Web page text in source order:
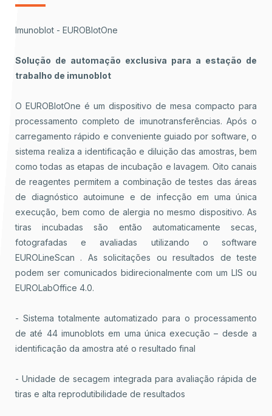
Imunoblot - EUROBlotOne
Solução de automação exclusiva para a estação de
trabalho de imunoblot
O EUROBlotOne é um dispositivo de mesa compacto para
processamento completo de imunotransferências. Após o
carregamento rápido e conveniente guiado por software, o
sistema realiza a identificação e diluição das amostras, bem
como todas as etapas de incubação e lavagem. Oito canais
de reagentes permitem a combinação de testes das áreas
de diagnóstico autoimune e de infecção em uma única
execução, bem como de alergia no mesmo dispositivo. As
tiras incubadas são então automaticamente secas,
fotografadas e avaliadas utilizando o software
EUROLineScan . As solicitações ou resultados de teste
podem ser comunicados bidirecionalmente com um LIS ou
EUROLabOffice 4.0.
- Sistema totalmente automatizado para o processamento
de até 44 imunoblots em uma única execução – desde a
identificação da amostra até o resultado final
- Unidade de secagem integrada para avaliação rápida de
tiras e alta reprodutibilidade de resultados